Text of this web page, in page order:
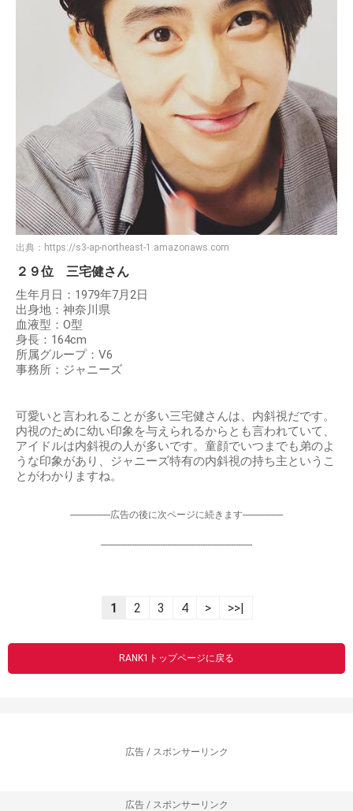
出典： https://s3-ap-northeast-1.amazonaws.com
２９位 三宅健さん
生年月日：1979年7月2日
出身地：神奈川県
血液型：O型
身長：164cm
所属グループ：V6
事務所：ジャニーズ
可愛いと言われることが多い三宅健さんは、内斜視だです。
内視のために幼い印象を与えられるからとも言われていて、
アイドルは内斜視の人が多いです。童顔でいつまでも弟のよ
うな印象があり、ジャニーズ特有の内斜視の持ち主というこ
とがわかりますね。
-----------------広告の後に次ページに続きます-----------------
----------------------------------------------------------------
1 2 3 4 > >>|
RANK1トップページに戻る
広告 / スポンサーリンク
広告 / スポンサーリンク